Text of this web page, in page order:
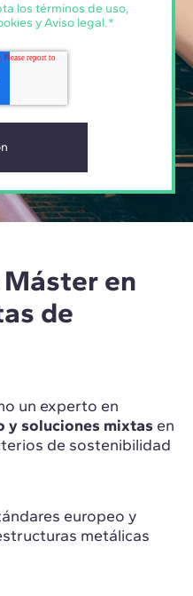
los términos de uso,
yAviso legal.*
en
de
un experto en
y soluciones mixtas en
de sostenibilidad
europeo y
metálicas